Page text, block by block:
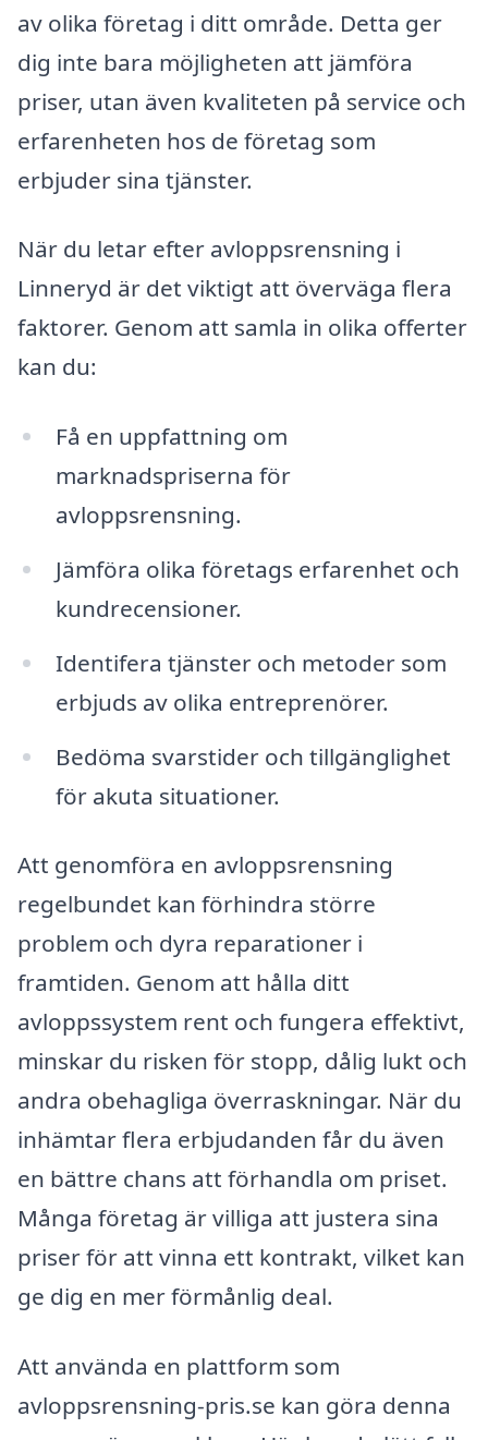
av olika företag i ditt område. Detta ger
dig inte bara möjligheten att jämföra
priser, utan även kvaliteten på service och
erfarenheten hos de företag som
erbjuder sina tjänster.
När du letar efter avloppsrensning i
Linneryd är det viktigt att överväga flera
faktorer. Genom att samla in olika offerter
kan du:
Få en uppfattning om
marknadspriserna för
avloppsrensning.
Jämföra olika företags erfarenhet och
kundrecensioner.
Identifera tjänster och metoder som
erbjuds av olika entreprenörer.
Bedöma svarstider och tillgänglighet
för akuta situationer.
Att genomföra en avloppsrensning
regelbundet kan förhindra större
problem och dyra reparationer i
framtiden. Genom att hålla ditt
avloppssystem rent och fungera effektivt,
minskar du risken för stopp, dålig lukt och
andra obehagliga överraskningar. När du
inhämtar flera erbjudanden får du även
en bättre chans att förhandla om priset.
Många företag är villiga att justera sina
priser för att vinna ett kontrakt, vilket kan
ge dig en mer förmånlig deal.
Att använda en plattform som
avloppsrensning-pris.se kan göra denna